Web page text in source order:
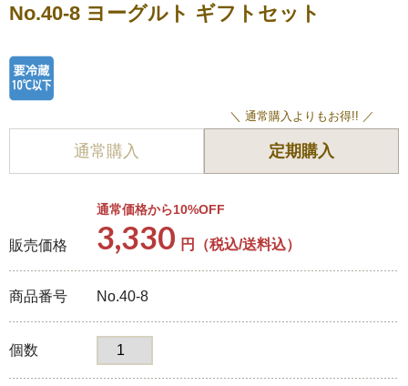
ーグルト
乳製品（バター・チー
No.40-8 ヨーグルト ギフトセット
＼ 通常購入よりもお得!! ／
通常購入 定期購入
販売価格
通常価格から10%OFF
3,330 円（税込/送料込）
商品番号 No.40-8
個数